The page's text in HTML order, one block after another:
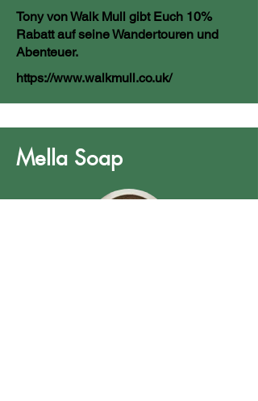
Tony von Walk Mull gibt Euch 10%
Rabatt auf seine Wandertouren und
Abenteuer.
https://www.walkmull.co.uk/
Mella Soap